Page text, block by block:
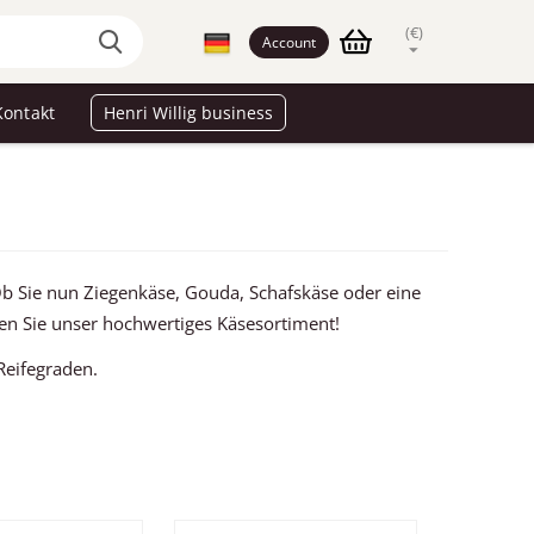
Account (€)
Henri Willig business
nun Ziegenkäse, Gouda, Schafskäse oder eine
Sie unser hochwertiges Käsesortiment!